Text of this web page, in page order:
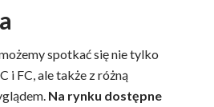
spotkać się nie tylko
i FC, ale także z różną
Na rynku dostępne